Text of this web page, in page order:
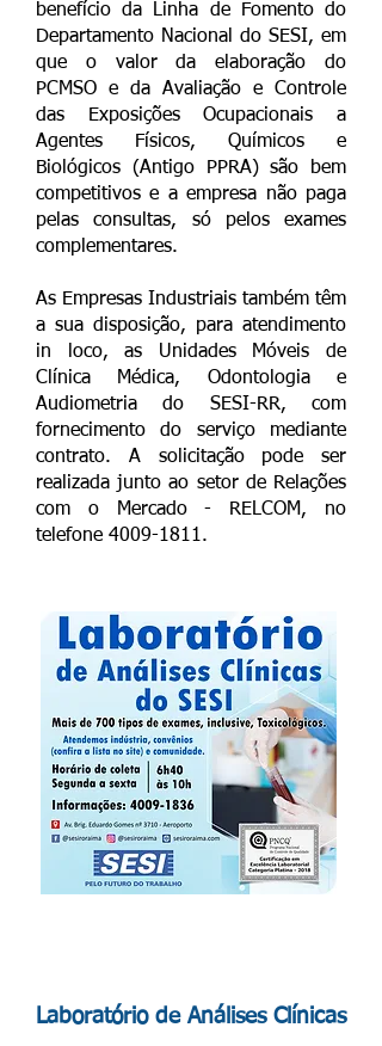
benefício da Linha de Fomento do
Departamento Nacional do SESI, em
que o valor da elaboração do
PCMSO e da Avaliação e Controle
das Exposições Ocupacionais a
Agentes Físicos, Químicos e
Biológicos (Antigo PPRA) são bem
competitivos e a empresa não paga
pelas consultas, só pelos exames
complementares.
As Empresas Industriais também têm
a sua disposição, para atendimento
in loco, as Unidades Móveis de
Clínica Médica, Odontologia e
Audiometria do SESI-RR, com
fornecimento do serviço mediante
contrato. A solicitação pode ser
realizada junto ao setor de Relações
com o Mercado - RELCOM, no
telefone 4009-1811.
ENTRE
GAS
Laboratório de Análises Clínicas